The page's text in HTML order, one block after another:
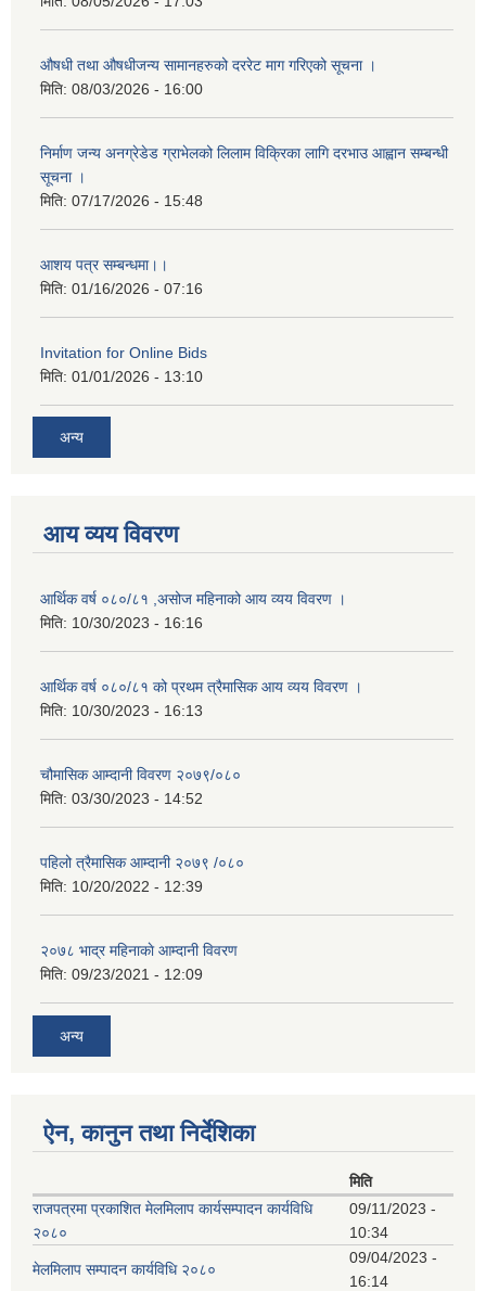
औषधी तथा औषधीजन्य सामानहरुको दररेट माग गरिएको सूचना ।
मिति: 08/03/2026 - 16:00
निर्माण जन्य अनग्रेडेड ग्राभेलको लिलाम विक्रिका लागि दरभाउ आह्वान सम्बन्धी
सूचना ।
मिति: 07/17/2026 - 15:48
आशय पत्र सम्बन्धमा।।
मिति: 01/16/2026 - 07:16
Invitation for Online Bids
मिति: 01/01/2026 - 13:10
अन्य
आय व्यय विवरण
आर्थिक वर्ष ०८०/८१ ,असोज महिनाको आय व्यय विवरण ।
मिति: 10/30/2023 - 16:16
आर्थिक वर्ष ०८०/८१ को प्रथम त्रैमासिक आय व्यय विवरण ।
मिति: 10/30/2023 - 16:13
चौमासिक आम्दानी विवरण २०७९/०८०
मिति: 03/30/2023 - 14:52
पहिलो त्रैमासिक आम्दानी २०७९ /०८०
मिति: 10/20/2022 - 12:39
२०७८ भाद्र महिनाकाे आम्दानी विवरण
मिति: 09/23/2021 - 12:09
अन्य
ऐन, कानुन तथा निर्देशिका
मिति
राजपत्रमा प्रकाशित मेलमिलाप कार्यसम्पादन कार्यविधि
२०८०
09/11/2023 -
10:34
मेलमिलाप सम्पादन कार्यविधि २०८०
09/04/2023 -
16:14